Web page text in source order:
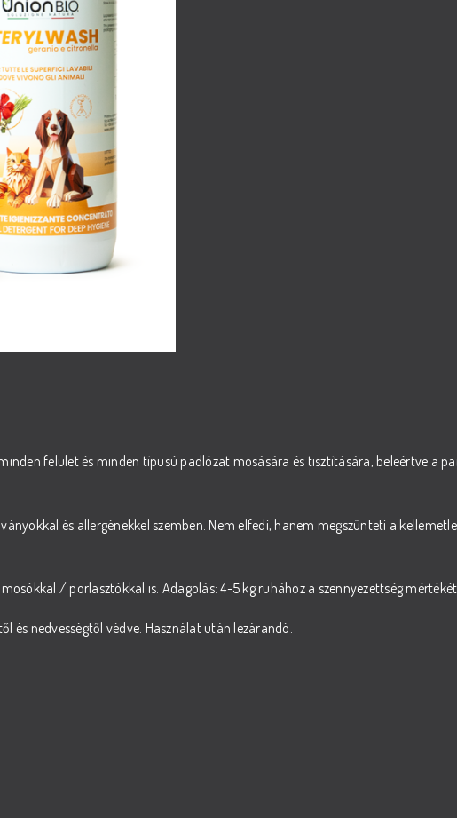
felület és minden típusú padlózat mosására és tisztítására, beleértve a
és allergénekkel szemben. Nem elfedi, hanem megszünteti a
/ porlasztókkal is. Adagolás: 4-5 kg ruhához a szennyezettség
és nedvességtől védve. Használat után lezárandó.